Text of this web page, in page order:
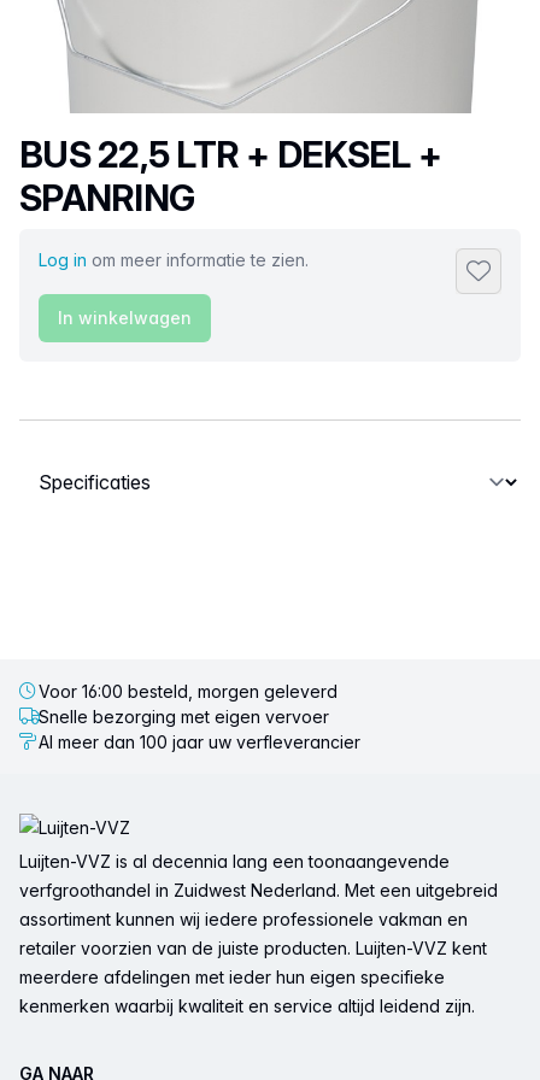
Productnaam
BUS 22,5 LTR + DEKSEL +
SPANRING
Log in om meer informatie te zien.
In winkelwagen
Selecteer een tabblad
Voor 16:00 besteld, morgen geleverd
Snelle bezorging met eigen vervoer
Al meer dan 100 jaar uw verfleverancier
Luijten-VVZ is al decennia lang een toonaangevende
verfgroothandel in Zuidwest Nederland. Met een uitgebreid
assortiment kunnen wij iedere professionele vakman en
retailer voorzien van de juiste producten. Luijten-VVZ kent
meerdere afdelingen met ieder hun eigen specifieke
kenmerken waarbij kwaliteit en service altijd leidend zijn.
GA NAAR